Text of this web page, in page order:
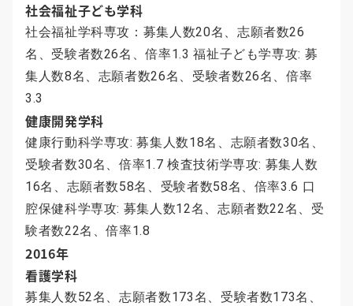
社会福祉子ども学科
社会福祉学科専攻：募集人数20名、志願者数26
名、受験者数26名、倍率1.3 福祉子ども学専攻: 募
集人数8名、志願者数26名、受験者数26名、倍率
3.3
健康開発学科
健康行動科学専攻: 募集人数18名、志願者数30名、
受験者数30名、倍率1.7 検査技術学専攻: 募集人数
16名、志願者数58名、受験者数58名、倍率3.6 口
腔保健科学専攻: 募集人数12名、志願者数22名、受
験者数22名、倍率1.8
2016年
看護学科
募集人数52名、志願者数173名、受験者数173名、